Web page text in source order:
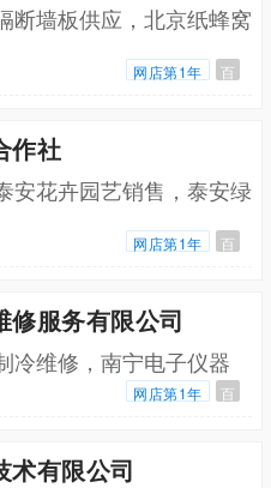
断墙板供应，北京纸蜂窝
网店第1年 百
作社
安花卉园艺销售，泰安绿
网店第1年 百
修服务有限公司
冷维修，南宁电子仪器
网店第1年 百
术有限公司